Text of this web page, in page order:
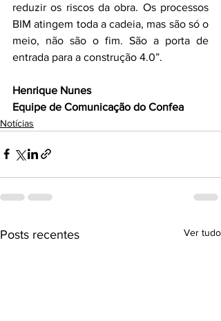
reduzir os riscos da obra. Os processos
BIM atingem toda a cadeia, mas são só o
meio, não são o fim. São a porta de
entrada para a construção 4.0”.
Henrique Nunes
Equipe de Comunicação do Confea
Notícias
Posts recentes Ver tudo